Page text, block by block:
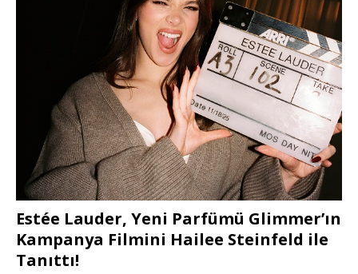
Estée Lauder, Yeni Parfümü Glimmer’ın
Kampanya Filmini Hailee Steinfeld ile
Tanıttı!